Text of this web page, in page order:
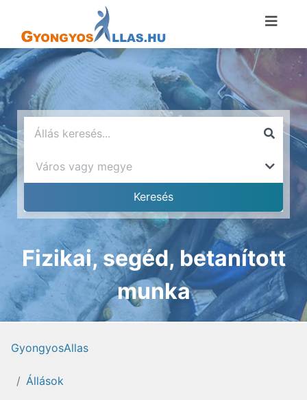
Fizikai, segéd, betanított
munka
GyongyosAllas
Állások